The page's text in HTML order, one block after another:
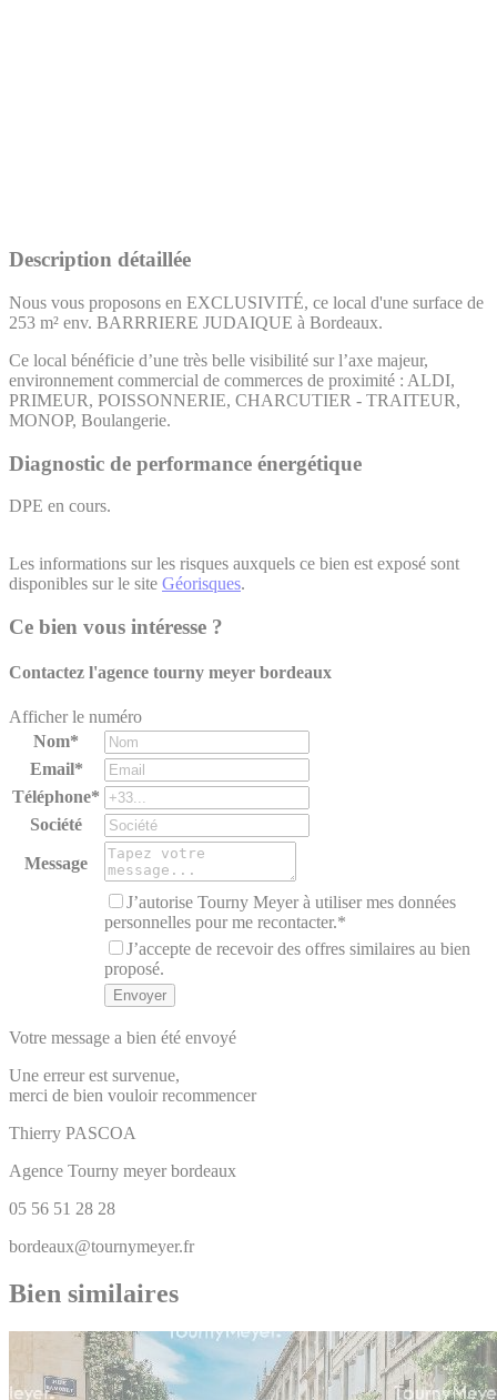
Description détaillée
Nous vous proposons en EXCLUSIVITÉ, ce local d'une surface de
253 m² env. BARRRIERE JUDAIQUE à Bordeaux.
Ce local bénéficie d’une très belle visibilité sur l’axe majeur,
environnement commercial de commerces de proximité : ALDI,
PRIMEUR, POISSONNERIE, CHARCUTIER - TRAITEUR,
MONOP, Boulangerie.
Diagnostic de performance énergétique
DPE en cours.
Les informations sur les risques auxquels ce bien est exposé sont
disponibles sur le site Géorisques.
Ce bien vous intéresse ?
Contactez l'agence tourny meyer bordeaux
Afficher le numéro
Nom*
Email*
Téléphone*
Société
Message
J’autorise Tourny Meyer à utiliser mes données
personnelles pour me recontacter.*
J’accepte de recevoir des offres similaires au bien
proposé.
Votre message a bien été envoyé
Une erreur est survenue,
merci de bien vouloir recommencer
Thierry PASCOA
Agence Tourny meyer bordeaux
05 56 51 28 28
bordeaux@tournymeyer.fr
Bien similaires